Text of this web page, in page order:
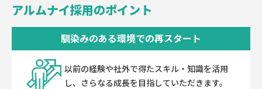
アルムナイ採用のポイント
馴染みのある環境での再スタート
以前の経験や社外で得たスキル・知識を活用
し、さらなる成長を目指していただきます。